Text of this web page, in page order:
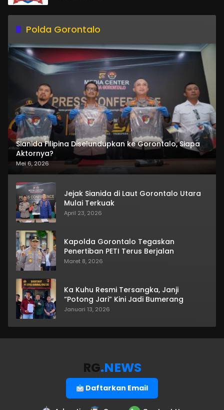
Polda Gorontalo
Sianida Filipina Diselundupkan ke Gorontalo, Siapa
Aktornya?
Mei 6, 2026
Jejak Sianida di Laut Gorontalo Utara
Mulai Terkuak
April 23, 2026
Kapolda Gorontalo Tegaskan
Penertiban PETI Terus Berjalan
Maret 8, 2026
Ka Kuhu Resmi Tersangka, Janji
“Potong Jari” Kini Jadi Bumerang
Januari 13, 2026
RG.NEWS
Daftarkan Email